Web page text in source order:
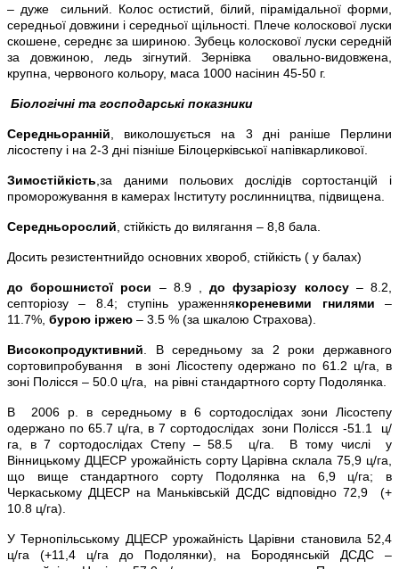
– дуже сильний. Колос остистий, білий, пірамідальної форми,
середньої довжини і середньої щільності. Плече колоскової луски
скошене, середнє за шириною. Зубець колоскової луски середній
за довжиною, ледь зігнутий. Зернівка овально-видовжена,
крупна, червоного кольору, маса 1000 насінин 45-50 г.
Біологічні та господарські показники
Середньоранній , виколошується на 3 дні раніше Перлини
лісостепу і на 2-3 дні пізніше Білоцерківської напівкарликової.
Зимостійкість ,за даними польових дослідів сортостанцій і
проморожування в камерах Інституту рослинництва, підвищена.
Середньорослий , стійкість до вилягання – 8,8 бала.
Досить резистентнийдо основних хвороб, стійкість ( у балах)
до борошнистої роси – 8.9 ,до фузаріозу колосу– 8.2,
септоріозу – 8.4; ступінь ураженнякореневими гнилями –
11.7%, бурою іржею – 3.5 % (за шкалою Страхова).
Високопродуктивний . В середньому за 2 роки державного
сортовипробування в зоні Лісостепу одержано по 61.2 ц/га, в
зоні Полісся – 50.0 ц/га, на рівні стандартного сорту Подолянка.
В 2006 р. в середньому в 6 сортодослідах зони Лісостепу
одержано по 65.7 ц/га, в 7 сортодослідах зони Полісся -51.1 ц/
га, в 7 сортодослідах Степу – 58.5 ц/га. В тому числі у
Вінницькому ДЦЕСР урожайність сорту Царівна склала 75,9 ц/га,
що вище стандартного сорту Подолянка на 6,9 ц/га; в
Черкаському ДЦЕСР на Маньківській ДСДС відповідно 72,9 (+
10.8 ц/га).
У Тернопільському ДЦЕСР урожайність Царівни становила 52,4
ц/га (+11,4 ц/га до Подолянки), на Бородянській ДСДС –